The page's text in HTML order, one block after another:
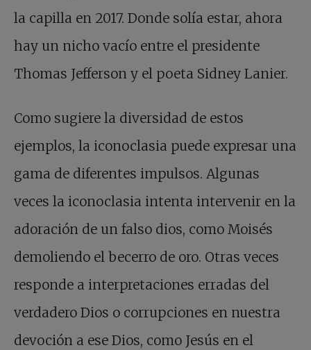
la capilla en 2017. Donde solía estar, ahora
hay un nicho vacío entre el presidente
Thomas Jefferson y el poeta Sidney Lanier.
Como sugiere la diversidad de estos
ejemplos, la iconoclasia puede expresar una
gama de diferentes impulsos. Algunas
veces la iconoclasia intenta intervenir en la
adoración de un falso dios, como Moisés
demoliendo el becerro de oro. Otras veces
responde a interpretaciones erradas del
verdadero Dios o corrupciones en nuestra
devoción a ese Dios, como Jesús en el